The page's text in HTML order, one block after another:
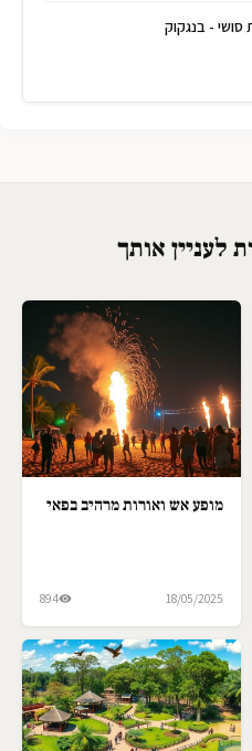
- בנגקוק
לעניין אותך
מופע אש ואורות מרהיב בפאי
18/05/2025
894